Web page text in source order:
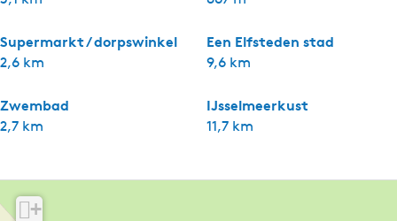
Supermarkt / dorpswinkel
2,6 km
Een Elfsteden stad
9,6 km
Zwembad
2,7 km
IJsselmeerkust
11,7 km
+